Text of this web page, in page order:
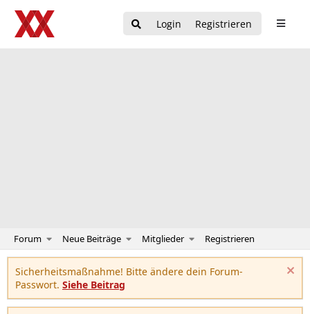
Login Registrieren
Forum Neue Beiträge Mitglieder Registrieren
Sicherheitsmaßnahme! Bitte ändere dein Forum-
Passwort. Siehe Beitrag